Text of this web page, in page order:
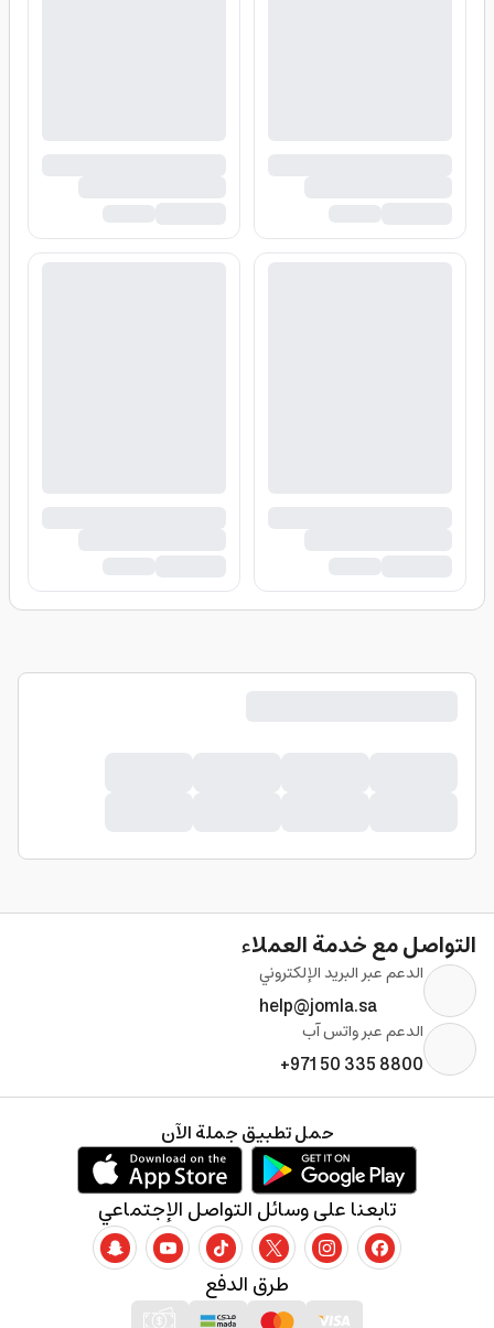
التواصل مع خدمة العملاء
الدعم عبر البريد الإلكتروني
help@jomla.sa
الدعم عبر واتس آب
+971 50 335 8800
طرق الدفع
تابعنا على وسائل التواصل الإجتماعي
حمل تطبيق جملة الآن